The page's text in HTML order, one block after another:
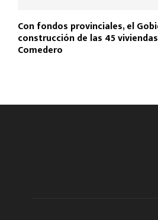
Con fondos provinciales, el
construcción de las 45
Comedero